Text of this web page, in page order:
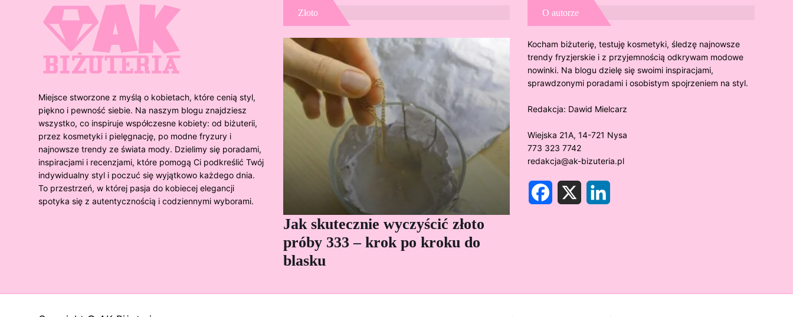
Miejsce stworzone z myślą o kobietach, które cenią styl,
piękno i pewność siebie. Na naszym blogu znajdziesz
wszystko, co inspiruje współczesne kobiety: od biżuterii,
przez kosmetyki i pielęgnację, po modne fryzury i
najnowsze trendy ze świata mody. Dzielimy się poradami,
inspiracjami i recenzjami, które pomogą Ci podkreślić Twój
indywidualny styl i poczuć się wyjątkowo każdego dnia.
To przestrzeń, w której pasja do kobiecej elegancji
spotyka się z autentycznością i codziennymi wyborami.
Złoto
Jak skutecznie wyczyścić złoto
próby 333 – krok po kroku do
blasku
O autorze
Kocham biżuterię, testuję kosmetyki, śledzę najnowsze
trendy fryzjerskie i z przyjemnością odkrywam modowe
nowinki. Na blogu dzielę się swoimi inspiracjami,
sprawdzonymi poradami i osobistym spojrzeniem na styl.
Redakcja: Dawid Mielcarz
Wiejska 21A, 14-721 Nysa
773 323 7742
redakcja@ak-bizuteria.pl
X